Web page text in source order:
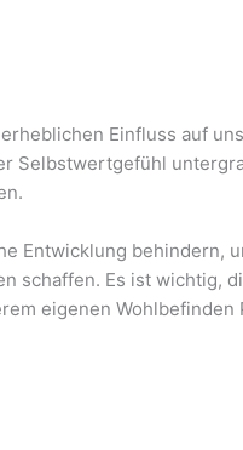
Einfluss auf
Selbstwertgefühl
Entwicklung behindern,
schaffen. Es ist wichtig,
eigenen Wohlbefinden